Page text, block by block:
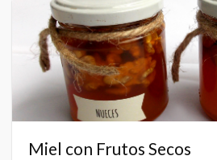
Miel con Frutos Secos